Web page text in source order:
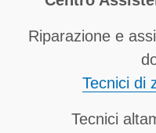
Riparazione e
Tecnici di
Tecnici